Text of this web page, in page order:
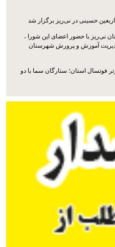
حسینی در نی‌ریز برگزار شد
با حضور اعضای این شورا ،
مدیریت آموزش و پرورش شهرستان
فوتسال استان؛ ستارگان سما با دو